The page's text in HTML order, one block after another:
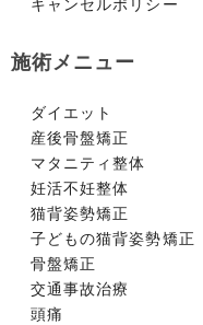
キャンセルポリシー
施術メニュー
ダイエット
産後骨盤矯正
マタニティ整体
妊活不妊整体
猫背姿勢矯正
子どもの猫背姿勢矯正
骨盤矯正
交通事故治療
頭痛